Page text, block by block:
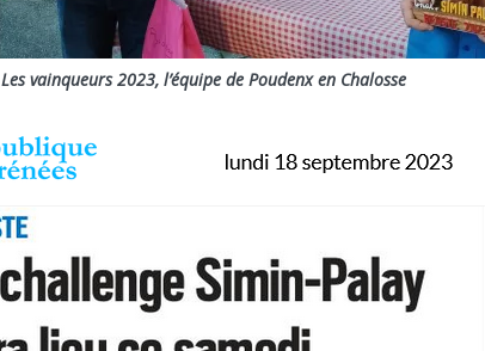
Les vainqueurs 2023, l’équipe de Poudenx en Chalosse